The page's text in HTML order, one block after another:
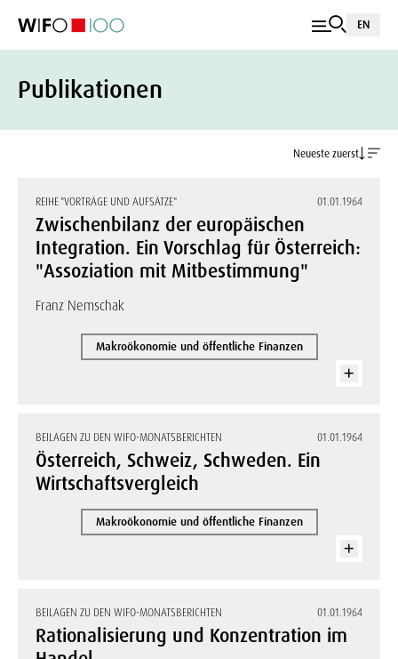
EN
Publikationen
Neueste zuerst
REIHE "VORTRÄGE UND AUFSÄTZE" 01.01.1964
Zwischenbilanz der europäischen
Integration. Ein Vorschlag für Österreich:
"Assoziation mit Mitbestimmung"
Franz Nemschak
Makroökonomie und öffentliche Finanzen
BEILAGEN ZU DEN WIFO-MONATSBERICHTEN 01.01.1964
Österreich, Schweiz, Schweden. Ein
Wirtschaftsvergleich
Makroökonomie und öffentliche Finanzen
BEILAGEN ZU DEN WIFO-MONATSBERICHTEN 01.01.1964
Rationalisierung und Konzentration im